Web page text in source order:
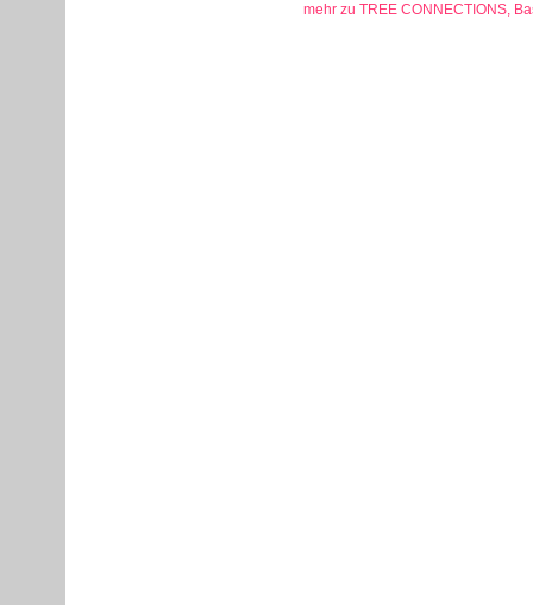
mehr zu TREE CONNECTIONS,